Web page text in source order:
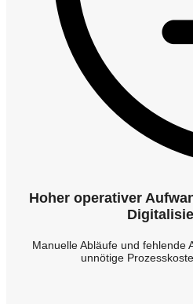
Hoher operativer
Manuelle Abläufe und fehlende
unnötige